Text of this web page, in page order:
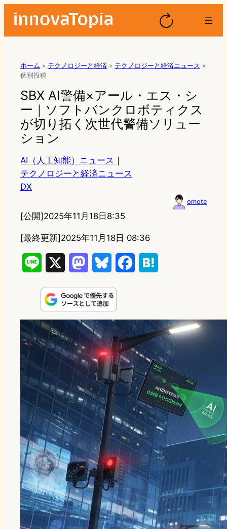
ホーム » テクノロジーと経済 » テクノロジーと経済ニュース »
個別投稿
SBX AI警備×アール・エス・シ
ー｜ソフトバンクロボティクス
が切り拓く次世代警備ソリュー
ション
AI（人工知能）ニュース ｜
テクノロジーと経済ニュース
DX
omote
[公開]2025年11月18日8:35
[最終更新]2025年11月18日 08:36
n
e
s
t
o
d
o
n
u
e
s
k
y
e
o
o
k
e
n
a